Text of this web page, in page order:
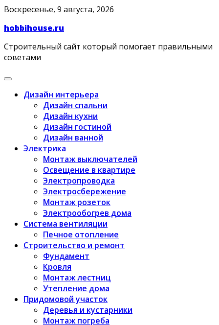
Skip
content
Воскресенье, 9 августа, 2026
hobbihouse.ru
Строительный сайт который помогает правильными
советами
Дизайн интерьера
Дизайн спальни
Дизайн кухни
Дизайн гостиной
Дизайн ванной
Электрика
Монтаж выключателей
Освещение в квартире
Электропроводка
Электросбережение
Монтаж розеток
Электрообогрев дома
Система вентиляции
Печное отопление
Строительство и ремонт
Фундамент
Кровля
Монтаж лестниц
Утепление дома
Придомовой участок
Деревья и кустарники
Монтаж погреба